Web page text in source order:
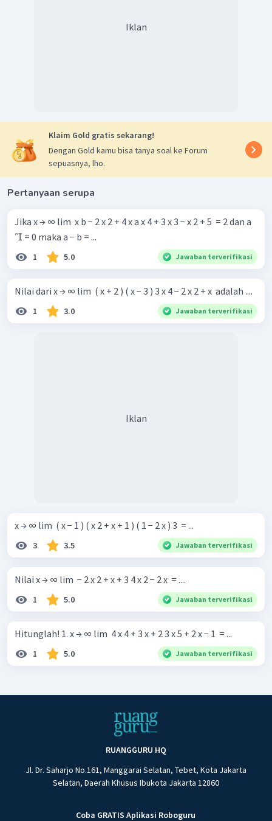
Iklan
Klaim Gold gratis sekarang!
Dengan Gold kamu bisa tanya soal ke Forum
sepuasnya, lho.
Pertanyaan serupa
Jika x → ∞ lim ​ x b − 2 x 2 + 4 x a x 4 + 3 x 3 − x 2 + 5 ​ = 2 dan a
 = 0 maka a − b = ...
1 5.0 Jawaban terverifikasi
Nilai dari x → ∞ lim ​ ( x + 2 ) ( x − 3 ) 3 x 4 − 2 x 2 + x ​ adalah ....
1 3.0 Jawaban terverifikasi
Iklan
x → ∞ lim ​ ( x − 1 ) ( x 2 + x + 1 ) ( 1 − 2 x ) 3 ​ = ...
3 3.5 Jawaban terverifikasi
Nilai x → ∞ lim ​ − 2 x 2 + x + 3 4 x 2 − 2 x ​ = ....
1 5.0 Jawaban terverifikasi
Hitunglah! 1. x → ∞ lim ​ 4 x 4 + 3 x + 2 3 x 5 + 2 x − 1 ​ = ...
1 5.0 Jawaban terverifikasi
RUANGGURU HQ
Jl. Dr. Saharjo No.161, Manggarai Selatan, Tebet, Kota Jakarta
Selatan, Daerah Khusus Ibukota Jakarta 12860
Coba GRATIS Aplikasi Roboguru